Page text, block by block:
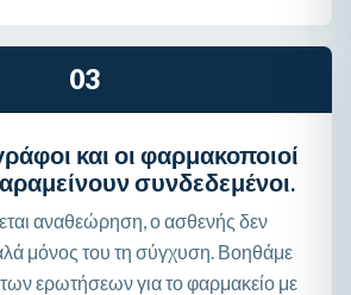
03
και οι φαρμακοποιοί
συνδεδεμένοι.
αναθεώρηση, ο ασθενής δεν
μόνος του τη σύγχυση. Βοηθάμε
ερωτήσεων για το φαρμακείο με